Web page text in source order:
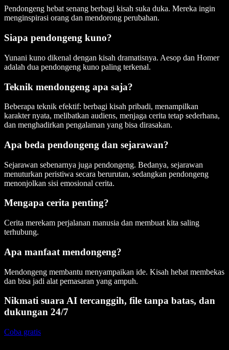
Pendongeng hebat senang berbagi kisah suka duka. Mereka ingin
menginspirasi orang dan mendorong perubahan.
Siapa pendongeng kuno?
Yunani kuno dikenal dengan kisah dramatisnya. Aesop dan Homer
adalah dua pendongeng kuno paling terkenal.
Teknik mendongeng apa saja?
Beberapa teknik efektif: berbagi kisah pribadi, menampilkan
karakter nyata, melibatkan audiens, menjaga cerita tetap sederhana,
dan menghadirkan pengalaman yang bisa dirasakan.
Apa beda pendongeng dan sejarawan?
Sejarawan sebenarnya juga pendongeng. Bedanya, sejarawan
menuturkan peristiwa secara berurutan, sedangkan pendongeng
menonjolkan sisi emosional cerita.
Mengapa cerita penting?
Cerita merekam perjalanan manusia dan membuat kita saling
terhubung.
Apa manfaat mendongeng?
Mendongeng membantu menyampaikan ide. Kisah hebat membekas
dan bisa jadi alat pemasaran yang ampuh.
Nikmati suara AI tercanggih, file tanpa batas, dan
dukungan 24/7
Coba gratis